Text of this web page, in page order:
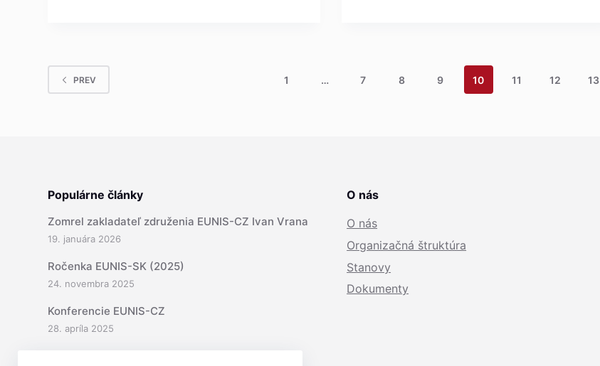
PREV 1 … 7 8 9 10 11 12 13
Populárne články
Zomrel zakladateľ združenia EUNIS-CZ Ivan Vrana
19. januára 2026
Ročenka EUNIS-SK (2025)
24. novembra 2025
Konferencie EUNIS-CZ
28. apríla 2025
O nás
O nás
Organizačná štruktúra
Stanovy
Dokumenty